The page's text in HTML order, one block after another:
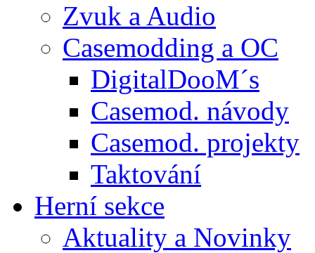
Zvuk a Audio
Casemodding a OC
DigitalDooM´s
Casemod. návody
Casemod. projekty
Taktování
Herní sekce
Aktuality a Novinky